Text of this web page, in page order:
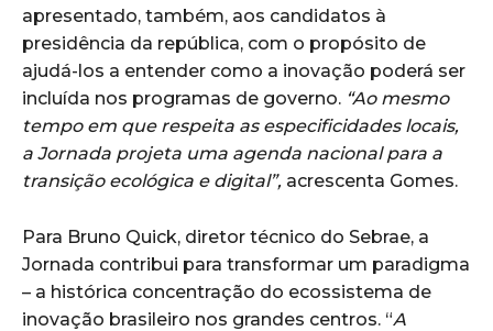
apresentado, também, aos candidatos à
presidência da república, com o propósito de
ajudá-los a entender como a inovação poderá ser
incluída nos programas de governo. “Ao mesmo
tempo em que respeita as especificidades locais,
a Jornada projeta uma agenda nacional para a
transição ecológica e digital”, acrescenta Gomes.
Para Bruno Quick, diretor técnico do Sebrae, a
Jornada contribui para transformar um paradigma
– a histórica concentração do ecossistema de
inovação brasileiro nos grandes centros. “A